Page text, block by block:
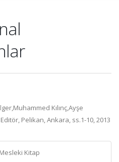
Kılınç,Ayşe
Pelikan, Ankara, ss.1-10, 2013
Kitap